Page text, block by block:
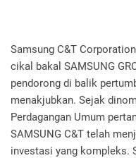
Samsung C&T
cikal bakal SAMSUNG
pendorong di balik
menakjubkan. Sejak
Perdagangan Umum
SAMSUNG C&T telah
investasi yang kompleks.